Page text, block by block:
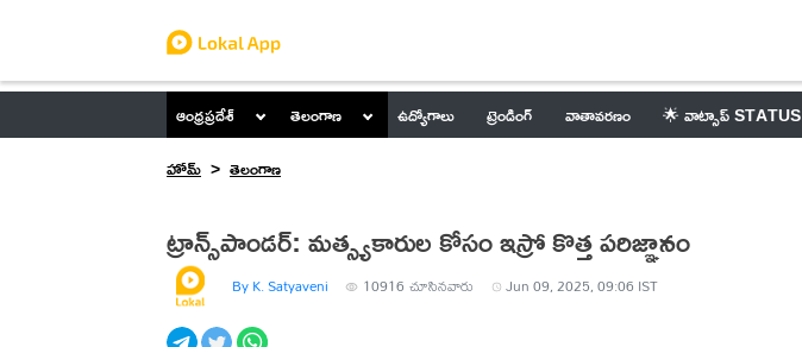
ఆంధ్రప్రదేశ్ తెలంగాణ ఉద్యోగాలు ట్రెండింగ్ వాతావరణం 🌟 వాట్సాప్ STATUS
హోమ్
తెలంగాణ
ట్రాన్స్‌పాండర్‌: మత్స్యకారుల కోసం ఇస్రో కొత్త పరిజ్ఞానం
By K. Satyaveni 10916 చూసినవారు Jun 09, 2025, 09:06 IST